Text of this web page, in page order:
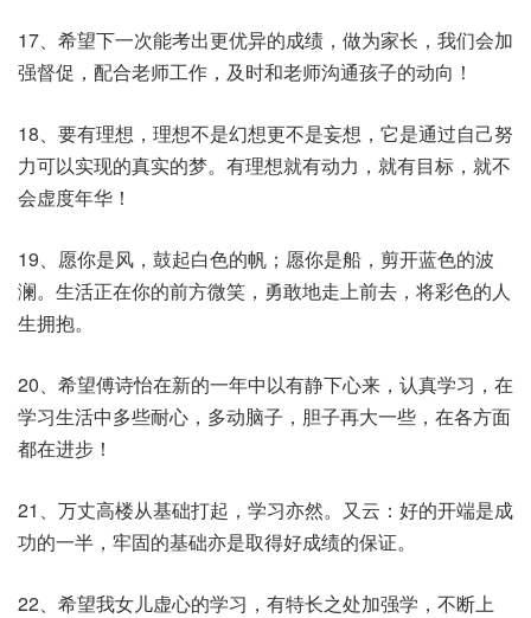
17、希望下一次能考出更优异的成绩，做为家长，我们会加
强督促，配合老师工作，及时和老师沟通孩子的动向！
18、要有理想，理想不是幻想更不是妄想，它是通过自己努
力可以实现的真实的梦。有理想就有动力，就有目标，就不
会虚度年华！
19、愿你是风，鼓起白色的帆；愿你是船，剪开蓝色的波
澜。生活正在你的前方微笑，勇敢地走上前去，将彩色的人
生拥抱。
20、希望傅诗怡在新的一年中以有静下心来，认真学习，在
学习生活中多些耐心，多动脑子，胆子再大一些，在各方面
都在进步！
21、万丈高楼从基础打起，学习亦然。又云：好的开端是成
功的一半，牢固的基础亦是取得好成绩的保证。
22、希望我女儿虚心的学习，有特长之处加强学，不断上